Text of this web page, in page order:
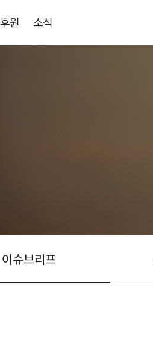
후원 소식
이슈브리프